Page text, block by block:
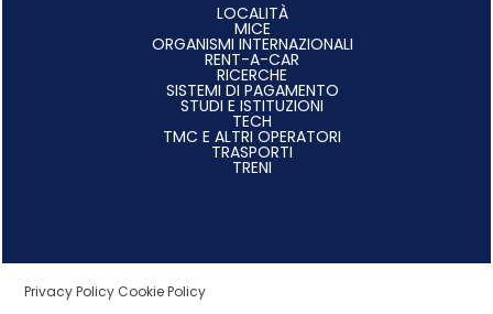
LOCALITÀ
MICE
ORGANISMI INTERNAZIONALI
RENT-A-CAR
RICERCHE
SISTEMI DI PAGAMENTO
STUDI E ISTITUZIONI
TECH
TMC E ALTRI OPERATORI
TRASPORTI
TRENI
Privacy Policy Cookie Policy